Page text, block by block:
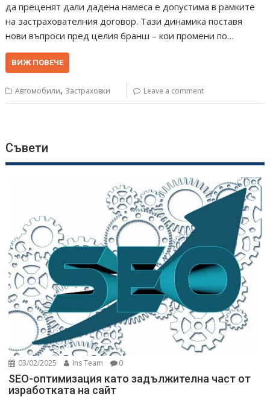
да преценят дали дадена намеса е допустима в рамките
на застрахователния договор. Тази динамика поставя
нови въпроси пред целия бранш – кои промени по…
ВИЖ ПОВЕЧЕ
Автомобили, Застраховки Leave a comment
Съвети
03/02/2025 Ins Team 0
SEO-оптимизация като задължителна част от
изработката на сайт